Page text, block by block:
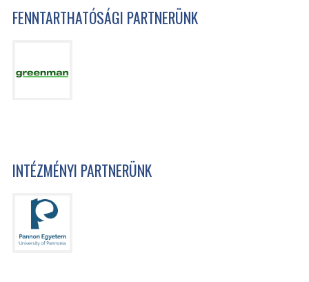
FENNTARTHATÓSÁGI PARTNERÜNK
INTÉZMÉNYI PARTNERÜNK